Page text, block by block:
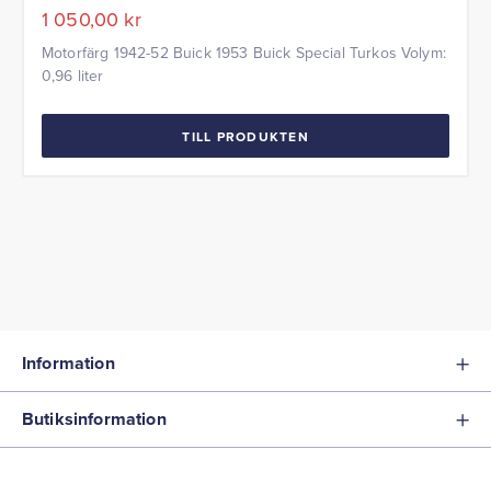
1 050,00 kr
Motorfärg 1942-52 Buick 1953 Buick Special Turkos Volym:
0,96 liter
TILL PRODUKTEN
Information
Butiksinformation